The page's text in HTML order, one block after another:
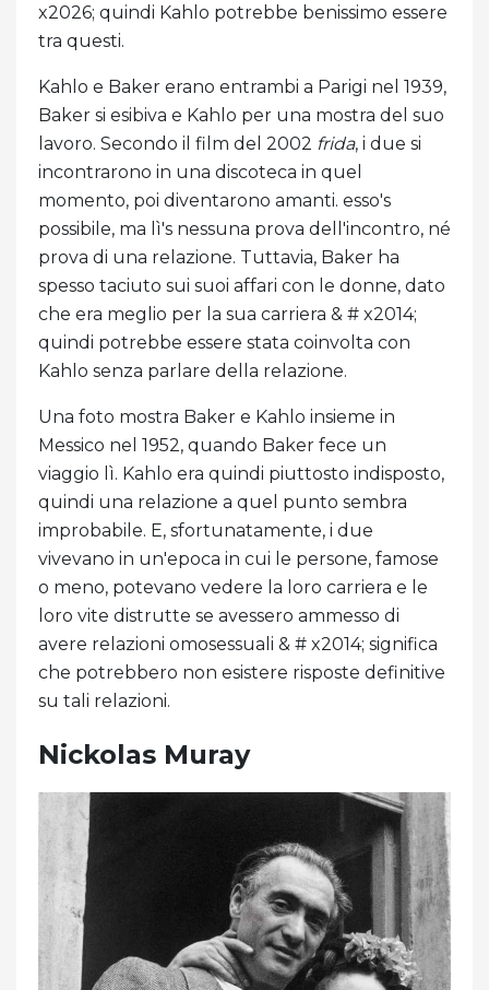
x2026; quindi Kahlo potrebbe benissimo essere
tra questi.
Kahlo e Baker erano entrambi a Parigi nel 1939,
Baker si esibiva e Kahlo per una mostra del suo
lavoro. Secondo il film del 2002 frida, i due si
incontrarono in una discoteca in quel
momento, poi diventarono amanti. esso's
possibile, ma lì's nessuna prova dell'incontro, né
prova di una relazione. Tuttavia, Baker ha
spesso taciuto sui suoi affari con le donne, dato
che era meglio per la sua carriera & # x2014;
quindi potrebbe essere stata coinvolta con
Kahlo senza parlare della relazione.
Una foto mostra Baker e Kahlo insieme in
Messico nel 1952, quando Baker fece un
viaggio lì. Kahlo era quindi piuttosto indisposto,
quindi una relazione a quel punto sembra
improbabile. E, sfortunatamente, i due
vivevano in un'epoca in cui le persone, famose
o meno, potevano vedere la loro carriera e le
loro vite distrutte se avessero ammesso di
avere relazioni omosessuali & # x2014; significa
che potrebbero non esistere risposte definitive
su tali relazioni.
Nickolas Muray